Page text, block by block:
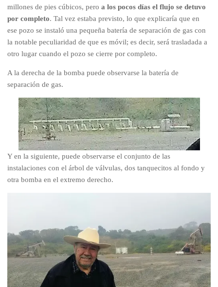
millones de pies cúbicos, pero a los pocos días el flujo se detuvo
por completo. Tal vez estaba previsto, lo que explicaría que en
ese pozo se instaló una pequeña batería de separación de gas con
la notable peculiaridad de que es móvil; es decir, será trasladada a
otro lugar cuando el pozo se cierre por completo.
A la derecha de la bomba puede observarse la batería de
separación de gas.
Y en la siguiente, puede observarse el conjunto de las
instalaciones con el árbol de válvulas, dos tanquecitos al fondo y
otra bomba en el extremo derecho.